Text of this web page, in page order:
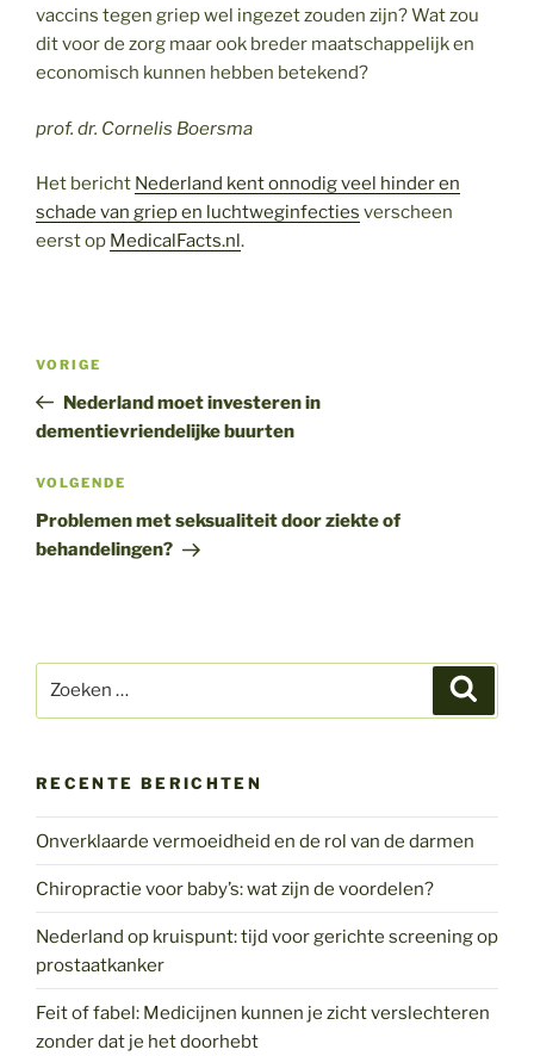
vaccins tegen griep wel ingezet zouden zijn? Wat zou
dit voor de zorg maar ook breder maatschappelijk en
economisch kunnen hebben betekend?
prof. dr. Cornelis Boersma
Het bericht Nederland kent onnodig veel hinder en
schade van griep en luchtweginfecties verscheen
eerst op MedicalFacts.nl.
Vorig
bericht
VORIGE
Nederland moet investeren in
dementievriendelijke buurten
Volgend
bericht
VOLGENDE
Problemen met seksualiteit door ziekte of
behandelingen?
naar:
RECENTE BERICHTEN
Onverklaarde vermoeidheid en de rol van de darmen
Chiropractie voor baby’s: wat zijn de voordelen?
Nederland op kruispunt: tijd voor gerichte screening op
prostaatkanker
Feit of fabel: Medicijnen kunnen je zicht verslechteren
zonder dat je het doorhebt